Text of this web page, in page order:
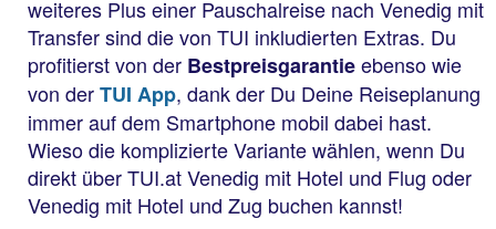
weiteres Plus einer Pauschalreise nach Venedig mit
Transfer sind die von TUI inkludierten Extras. Du
profitierst von der Bestpreisgarantieebenso wie
von derTUI App, dank der Du Deine Reiseplanung
immer auf dem Smartphone mobil dabei hast.
Wieso die komplizierte Variante wählen, wenn Du
direkt über TUI.at Venedig mit Hotel und Flug oder
Venedig mit Hotel und Zug buchen kannst!